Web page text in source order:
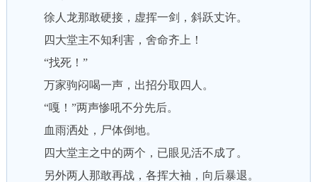
徐人龙那敢硬接，虚挥一剑，斜跃丈许。
四大堂主不知利害，舍命齐上！
“找死！”
万家驹闷喝一声，出招分取四人。
“嘎！”两声惨吼不分先后。
血雨洒处，尸体倒地。
四大堂主之中的两个，已眼见活不成了。
另外两人那敢再战，各挥大袖，向后暴退。